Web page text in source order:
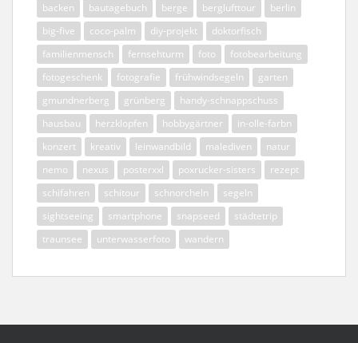
backen bautagebuch berge berglufttour
berlin
big-five
coco-palm diy-projekt
doktorfisch
familienmensch
fernsehturm foto
fotobearbeitung
fotogeschenk
fotografie frühwindsegeln
garten
gmundnerberg
grünberg
handy-schnappschuss
hausbau
herzklopfen hobbygärtner
in-olle-farbn
konzert
kreativ leinwandbild malediven
natur
nemo
nexus posterxxl poxrucker-sisters
rezept
schifahren
schitour schnorcheln
segeln
sightseeing
smartphone snapseed
städtetrip
traunsee
unterwasserfoto wandern